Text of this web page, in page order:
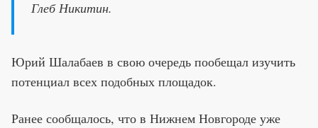
Глеб Никитин.
Юрий Шалабаев в свою очередь пообещал изучить
потенциал всех подобных площадок.
Ранее сообщалось, что в Нижнем Новгороде уже